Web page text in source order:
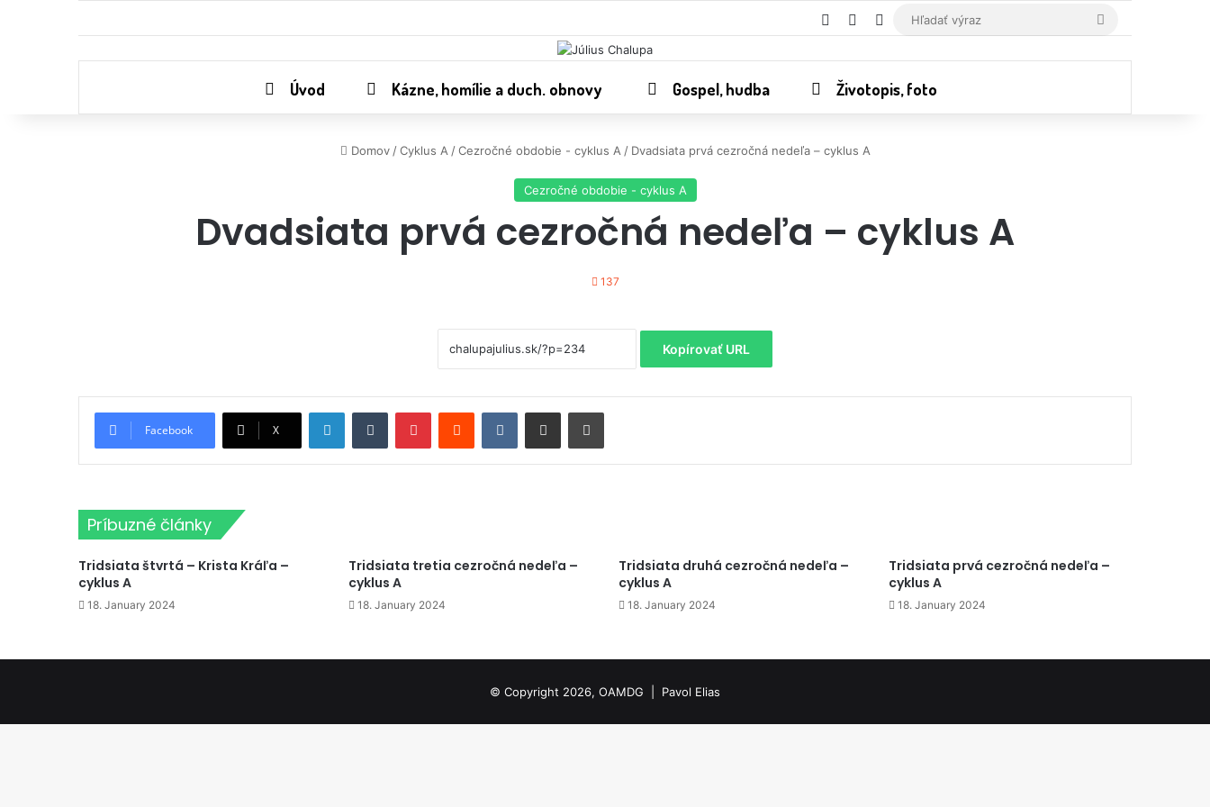
RSS Random Article
Switch skin
Hľadať
Úvod Kázne, homílie a duch. obnovy Gospel, hudba Životopis, foto
Domov / Cyklus A / Cezročné obdobie - cyklus A / Dvadsiata prvá cezročná nedeľa – cyklus A
Cezročné obdobie - cyklus A
Dvadsiata prvá cezročná nedeľa – cyklus A
137
Kopírovať URL
Facebook X
LinkedInTumblr PinterestReddit VKontakteZdieľať cez email Tlačiť
Príbuzné články
Tridsiata štvrtá – Krista Kráľa –
cyklus A
18. January 2024
Tridsiata tretia cezročná nedeľa –
cyklus A
18. January 2024
Tridsiata druhá cezročná nedeľa –
cyklus A
18. January 2024
Tridsiata prvá cezročná nedeľa –
cyklus A
18. January 2024
© Copyright 2026, OAMDG | Pavol Elias